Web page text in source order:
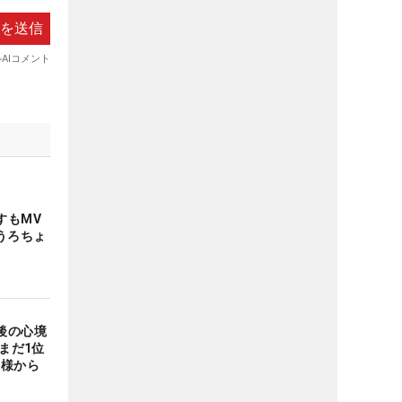
もMV
ろちょ
の心境
から